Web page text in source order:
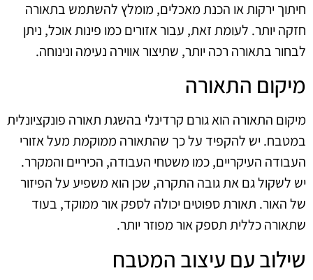
חיתוך ירקות או הכנת מאכלים, מומלץ להשתמש בתאורה
חזקה יותר. לעומת זאת, עבור אזורים כמו פינות אוכל, ניתן
לבחור בתאורה רכה יותר, שתיצור אווירה נעימה ונינוחה.
מיקום התאורה
מיקום התאורה הוא גורם קרדינלי בהשגת תאורה פונקציונלית
במטבח. יש להקפיד על כך שהתאורה ממוקמת מעל אזורי
העבודה העיקריים, כמו משטחי העבודה, הכיריים והמקרר.
יש לשקול גם את גובה התקרה, שכן הוא משפיע על הפיזור
של האור. תאורת ספוטים יכולה לספק אור ממוקד, בעוד
שתאורה כללית תספק אור מפוזר יותר.
שילוב עם עיצוב המטבח